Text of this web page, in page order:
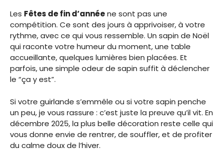
Les Fêtes de fin d’annéene sont pas une
compétition. Ce sont des jours à apprivoiser, à votre
rythme, avec ce qui vous ressemble. Un sapin de Noël
qui raconte votre humeur du moment, une table
accueillante, quelques lumières bien placées. Et
parfois, une simple odeur de sapin suffit à déclencher
le “ça y est”.
Si votre guirlande s’emmêle ou si votre sapin penche
un peu, je vous rassure : c’est juste la preuve qu’il vit. En
décembre 2025, la plus belle décoration reste celle qui
vous donne envie de rentrer, de souffler, et de profiter
du calme doux de l’hiver.